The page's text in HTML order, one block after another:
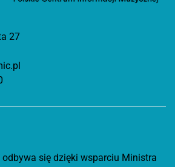
27
się dzięki wsparciu Ministra